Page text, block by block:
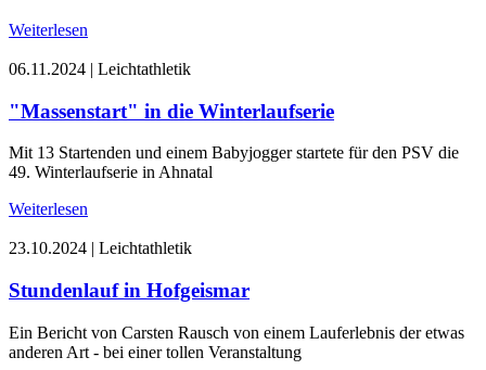
Weiterlesen
06.11.2024 | Leichtathletik
"Massenstart" in die Winterlaufserie
Mit 13 Startenden und einem Babyjogger startete für den PSV die
49. Winterlaufserie in Ahnatal
Weiterlesen
23.10.2024 | Leichtathletik
Stundenlauf in Hofgeismar
Ein Bericht von Carsten Rausch von einem Lauferlebnis der etwas
anderen Art - bei einer tollen Veranstaltung